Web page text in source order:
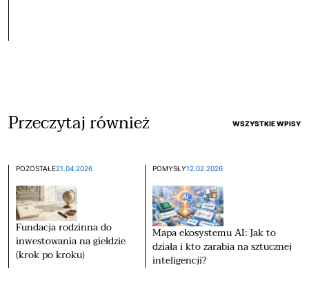
Przeczytaj również WSZYSTKIE WPISY
POZOSTAŁE21.04.2026
Fundacja rodzinna do
inwestowania na giełdzie
(krok po kroku)
POMYSŁY12.02.2026
Mapa ekosystemu AI: Jak to
działa i kto zarabia na sztucznej
inteligencji?